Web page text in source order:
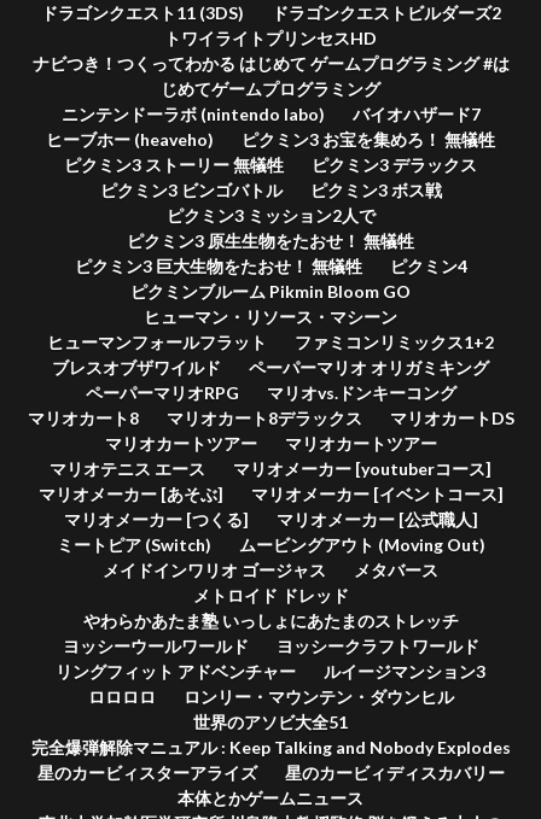
ドラゴンクエスト11 (3DS)
ドラゴンクエストビルダーズ2
トワイライトプリンセスHD
ナビつき！つくってわかる はじめて ゲームプログラミング #は
じめてゲームプログラミング
ニンテンドーラボ (nintendo labo)
バイオハザード7
ヒーブホー (heaveho)
ピクミン3 お宝を集めろ！ 無犠牲
ピクミン3 ストーリー 無犠牲
ピクミン3 デラックス
ピクミン3 ビンゴバトル
ピクミン3 ボス戦
ピクミン3 ミッション2人で
ピクミン3 原生生物をたおせ！ 無犠牲
ピクミン3 巨大生物をたおせ！ 無犠牲
ピクミン4
ピクミンブルーム Pikmin Bloom GO
ヒューマン・リソース・マシーン
ヒューマンフォールフラット
ファミコンリミックス1+2
ブレスオブザワイルド
ペーパーマリオ オリガミキング
ペーパーマリオRPG
マリオvs.ドンキーコング
マリオカート8
マリオカート8デラックス
マリオカートDS
マリオカートツアー
マリオカートツアー
マリオテニス エース
マリオメーカー [youtuberコース]
マリオメーカー [あそぶ]
マリオメーカー [イベントコース]
マリオメーカー [つくる]
マリオメーカー [公式職人]
ミートピア (Switch)
ムービングアウト (Moving Out)
メイドインワリオ ゴージャス
メタバース
メトロイド ドレッド
やわらかあたま塾 いっしょにあたまのストレッチ
ヨッシーウールワールド
ヨッシークラフトワールド
リングフィット アドベンチャー
ルイージマンション3
ロロロロ
ロンリー・マウンテン・ダウンヒル
世界のアソビ大全51
完全爆弾解除マニュアル : Keep Talking and Nobody Explodes
星のカービィスターアライズ
星のカービィディスカバリー
本体とかゲームニュース